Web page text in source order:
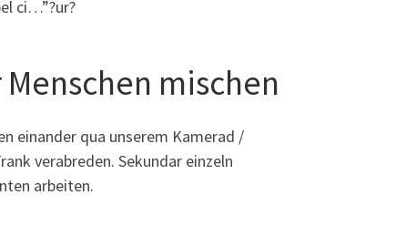
ci…”?ur?
mischen
einander qua unserem Kamerad /
verabreden. Sekundar einzeln
arbeiten.